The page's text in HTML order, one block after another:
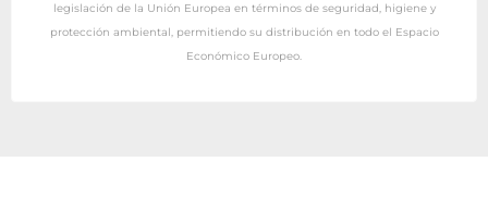
legislación de la Unión Europea en términos de seguridad, higiene y
protección ambiental, permitiendo su distribución en todo el Espacio
Económico Europeo.